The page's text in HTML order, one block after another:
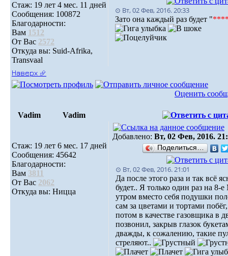
Стаж: 19 лет 4 мес. 11 дней
Сообщения: 100872
Благодарности:
Вам 1512
От Вас 2572
Откуда вы: Suid-Afrika,
Transvaal
⊙ Вт, 02 Фев, 2016. 20:33
Зато она каждый раз будет "
Наверх ⮵
Оценить
Vadim Vadim
Стаж: 19 лет 6 мес. 17 дней
Сообщения: 45642
Благодарности:
Вам 3811
От Вас 2062
Откуда вы: Ницца
Добавлено: Вт, 02 Фев, 2016.
Поделиться…
⊙ Вт, 02 Фев, 2016. 21:01
Да после этого раза и так всё
будет.. Я только один раз на 8-
утром вместо себя подушки
сам за цветами и тортами
потом в качестве газовщика в
позвонил, закрыв глазок
дважды, к сожалению, такие
стреляют..